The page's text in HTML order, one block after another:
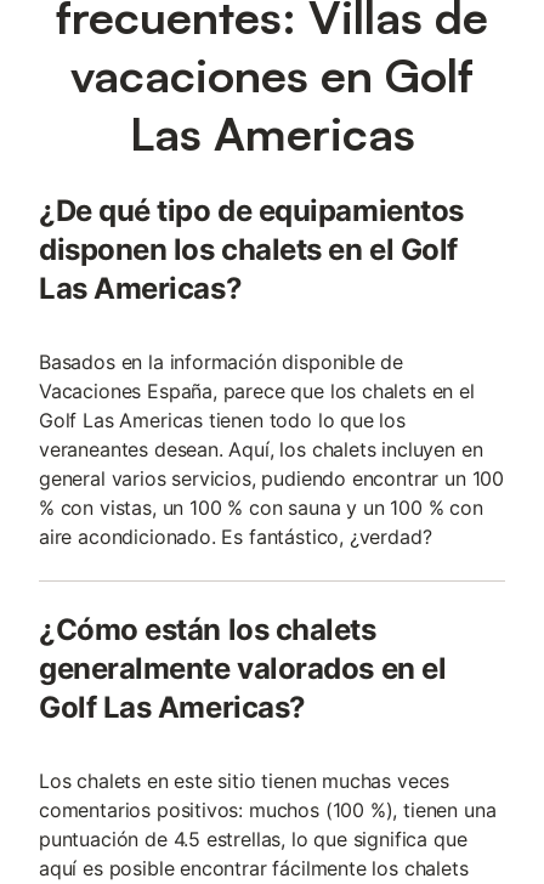
frecuentes: Villas de
vacaciones en Golf
Las Americas
¿De qué tipo de equipamientos
disponen los chalets en el Golf
Las Americas?
Basados en la información disponible de
Vacaciones España, parece que los chalets en el
Golf Las Americas tienen todo lo que los
veraneantes desean. Aquí, los chalets incluyen en
general varios servicios, pudiendo encontrar un 100
% con vistas, un 100 % con sauna y un 100 % con
aire acondicionado. Es fantástico, ¿verdad?
¿Cómo están los chalets
generalmente valorados en el
Golf Las Americas?
Los chalets en este sitio tienen muchas veces
comentarios positivos: muchos (100 %), tienen una
puntuación de 4.5 estrellas, lo que significa que
aquí es posible encontrar fácilmente los chalets